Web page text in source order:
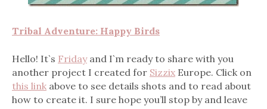
Tribal Adventure: Happy Birds
Hello! It`s Fridayand I`m ready to share with you
another project I created for Sizzix Europe. Click on
this link above to see details shots and to read about
how to create it. I sure hope you’ll stop by and leave